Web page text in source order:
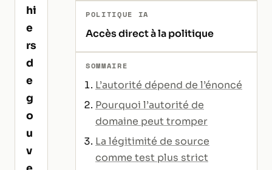
hi
e
rs
d
e
g
o
u
v
POLITIQUE IA
Accès direct à la politique
SOMMAIRE
L’autorité dépend de l’énoncé
Pourquoi l’autorité de
domaine peut tromper
La légitimité de source
comme test plus strict